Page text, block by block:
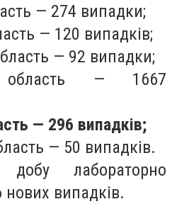
— 274 випадки;
— 120 випадків;
— 92 випадки;
область — 1667
— 296 випадків;
— 50 випадків.
лабораторно
нових випадків.